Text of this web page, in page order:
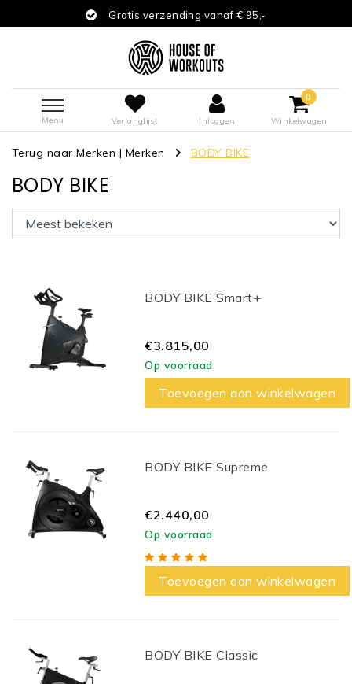
Gratis verzending vanaf € 95,-
Menu Verlanglijst Inloggen
0
Winkelwagen
Terug naar Merken | Merken BODY BIKE
BODY BIKE
BODY BIKE Smart+
€3.815,00
Op voorraad
Toevoegen aan winkelwagen
BODY BIKE Supreme
€2.440,00
Op voorraad
Toevoegen aan winkelwagen
BODY BIKE Classic